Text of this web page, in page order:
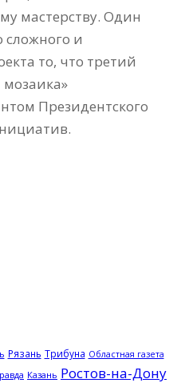
мастерству. Один
сложного и
то, что третий
мозаика»
Президентского
Рязань Трибуна Областная газета
Казань Ростов-на-Дону